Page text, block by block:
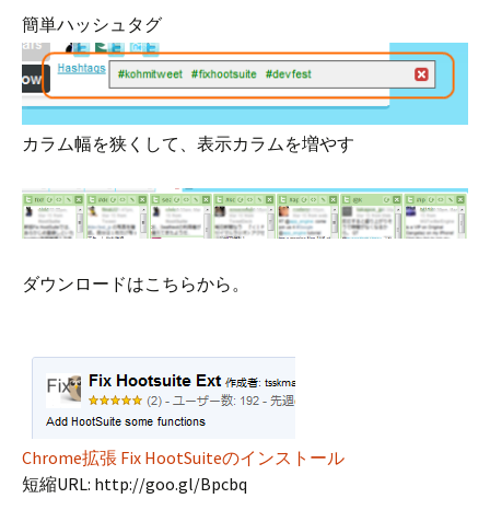
簡単ハッシュタグ
カラム幅を狭くして、表示カラムを増やす
ダウンロードはこちらから。
Chrome拡張 Fix HootSuiteのインストール
短縮URL: http://goo.gl/Bpcbq